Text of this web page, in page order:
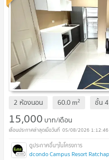
2 ห้องนอน 60.0m2 ชั้น4
15,000 บาท/เดือน
05/08/2026 1:12:46